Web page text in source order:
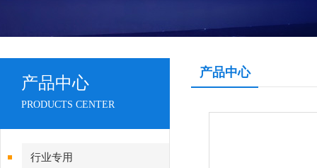
产品中心
PRODUCTS CENTER
行业专用
产品中心